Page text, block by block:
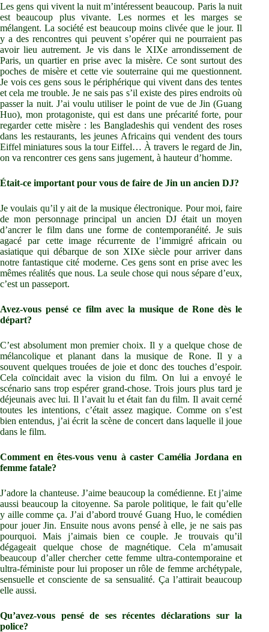
Les gens qui vivent la nuit m’intéressent beaucoup. Paris la nuit
est beaucoup plus vivante. Les normes et les marges se
mélangent. La société est beaucoup moins clivée que le jour. Il
y a des rencontres qui peuvent s’opérer qui ne pourraient pas
avoir lieu autrement. Je vis dans le XIXe arrondissement de
Paris, un quartier en prise avec la misère. Ce sont surtout des
poches de misère et cette vie souterraine qui me questionnent.
Je vois ces gens sous le périphérique qui vivent dans des tentes
et cela me trouble. Je ne sais pas s’il existe des pires endroits où
passer la nuit. J’ai voulu utiliser le point de vue de Jin (Guang
Huo), mon protagoniste, qui est dans une précarité forte, pour
regarder cette misère : les Bangladeshis qui vendent des roses
dans les restaurants, les jeunes Africains qui vendent des tours
Eiffel miniatures sous la tour Eiffel… À travers le regard de Jin,
on va rencontrer ces gens sans jugement, à hauteur d’homme.
Était-ce important pour vous de faire de Jin un ancien DJ?
Je voulais qu’il y ait de la musique électronique. Pour moi, faire
de mon personnage principal un ancien DJ était un moyen
d’ancrer le film dans une forme de contemporanéité. Je suis
agacé par cette image récurrente de l’immigré africain ou
asiatique qui débarque de son XIXe siècle pour arriver dans
notre fantastique cité moderne. Ces gens sont en prise avec les
mêmes réalités que nous. La seule chose qui nous sépare d’eux,
c’est un passeport.
Avez-vous pensé ce film avec la musique de Rone dès le
départ?
C’est absolument mon premier choix. Il y a quelque chose de
mélancolique et planant dans la musique de Rone. Il y a
souvent quelques trouées de joie et donc des touches d’espoir.
Cela coïncidait avec la vision du film. On lui a envoyé le
scénario sans trop espérer grand-chose. Trois jours plus tard je
déjeunais avec lui. Il l’avait lu et était fan du film. Il avait cerné
toutes les intentions, c’était assez magique. Comme on s’est
bien entendus, j’ai écrit la scène de concert dans laquelle il joue
dans le film.
Comment en êtes-vous venu à caster Camélia Jordana en
femme fatale?
J’adore la chanteuse. J’aime beaucoup la comédienne. Et j’aime
aussi beaucoup la citoyenne. Sa parole politique, le fait qu’elle
y aille comme ça. J’ai d’abord trouvé Guang Huo, le comédien
pour jouer Jin. Ensuite nous avons pensé à elle, je ne sais pas
pourquoi. Mais j’aimais bien ce couple. Je trouvais qu’il
dégageait quelque chose de magnétique. Cela m’amusait
beaucoup d’aller chercher cette femme ultra-contemporaine et
ultra-féministe pour lui proposer un rôle de femme archétypale,
sensuelle et consciente de sa sensualité. Ça l’attirait beaucoup
elle aussi.
Qu’avez-vous pensé de ses récentes déclarations sur la
police?